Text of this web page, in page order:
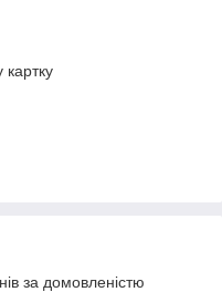
за домовленістю